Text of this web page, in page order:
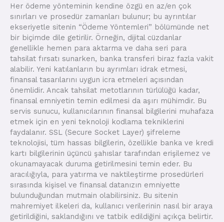
Her ödeme yönteminin kendine özgü en az/en çok
sınırları ve prosedür zamanları bulunur; bu ayrıntılar
ekseriyetle sitenin “Ödeme Yöntemleri” bölümünde net
bir biçimde dile getirilir. Örneğin, dijital cüzdanlar
genellikle hemen para aktarma ve daha seri para
tahsilat fırsatı sunarken, banka transferi biraz fazla vakit
alabilir. Yeni katılanların bu ayrımları idrak etmesi,
finansal tasarılarını uygun icra etmeleri açısından
önemlidir. Ancak tahsilat metotlarının türlülüğü kadar,
finansal emniyetin temin edilmesi da aşırı mühimdir. Bu
servis sunucu, kullanıcılarının finansal bilgilerini muhafaza
etmek için en yeni teknoloji kodlama tekniklerini
faydalanır. SSL (Secure Socket Layer) şifreleme
teknolojisi, tüm hassas bilgilerin, özellikle banka ve kredi
kartı bilgilerinin üçüncü şahıslar tarafından erişilemez ve
okunamayacak duruma getirilmesini temin eder. Bu
aracılığıyla, para yatırma ve naktileştirme prosedürleri
sırasında kişisel ve finansal datanızın emniyette
bulunduğundan mutmain olabilirsiniz. Bu sitenin
mahremiyet ilkeleri da, kullanıcı verilerinin nasıl bir araya
getirildiğini, saklandığını ve tatbik edildiğini açıkça belirtir.